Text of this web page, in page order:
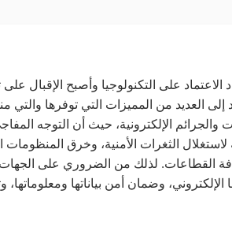
على التكنولوجيا وأصبح الإقبال
العديد من المميزات التي توفرها والتي
الإلكترونية، حيث أن التوجه
الثغرات الأمنية، وخرق المنظومات
القطاعات. لذلك من الضروري على
وضمان أمن بياناتها ومعلوماتها،